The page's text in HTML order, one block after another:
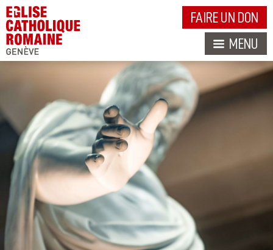
FAIRE UN DON
MENU